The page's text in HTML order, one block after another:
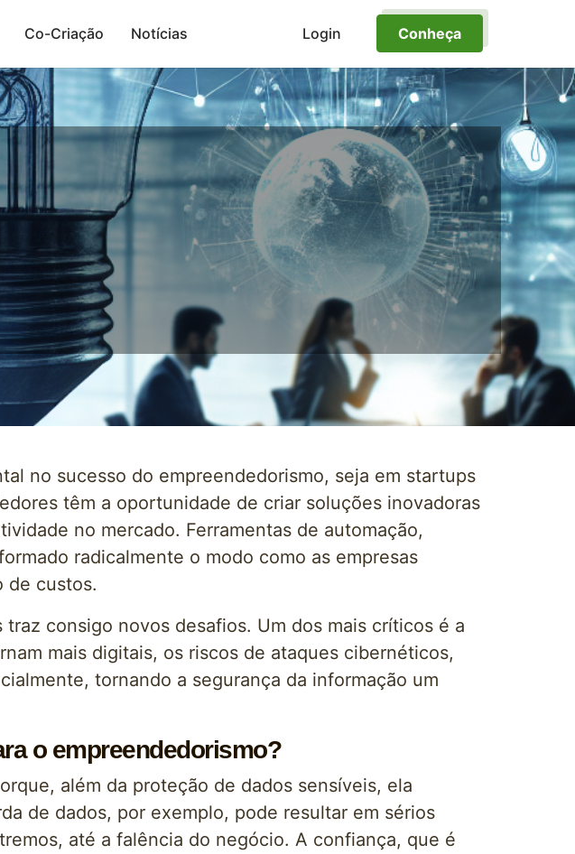
Co-Criação Notícias Login Conheça
no sucesso do empreendedorismo, seja em startups
têm a oportunidade de criar soluções inovadoras
no mercado. Ferramentas de automação,
radicalmente o modo como as empresas
de custos.
consigo novos desafios. Um dos mais críticos é a
mais digitais, os riscos de ataques cibernéticos,
tornando a segurança da informação um
o empreendedorismo?
além da proteção de dados sensíveis, ela
de dados, por exemplo, pode resultar em sérios
até a falência do negócio. A confiança, que é